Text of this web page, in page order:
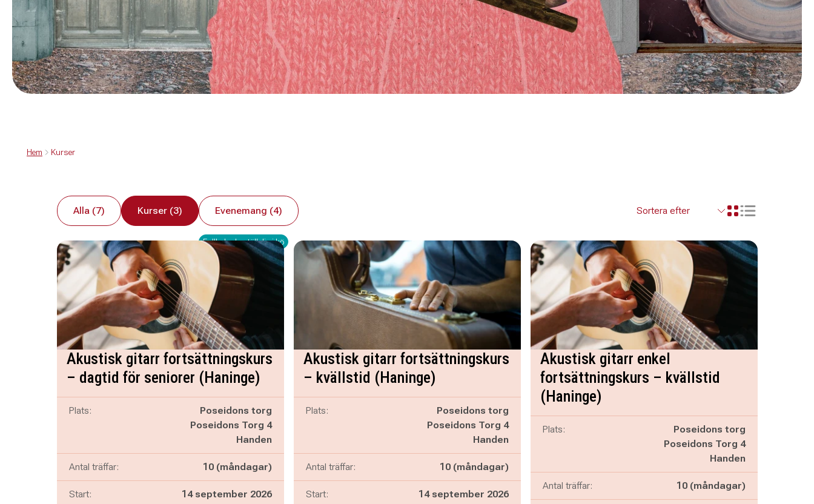
Hem Kurser
Alla (7) Kurser (3) Evenemang (4) Visa resultaten i ett
Visa resultaten
Fullbokad - ställ dig i kö
Akustisk gitarr fortsättningskurs
– dagtid för seniorer (Haninge)
Plats:
Poseidons torg
Poseidons Torg 4
Handen
Antal träffar: 10 (måndagar)
Start: 14 september 2026
Akustisk gitarr fortsättningskurs
– kvällstid (Haninge)
Plats:
Poseidons torg
Poseidons Torg 4
Handen
Antal träffar: 10 (måndagar)
Start: 14 september 2026
Akustisk gitarr enkel
fortsättningskurs – kvällstid
(Haninge)
Plats:
Poseidons torg
Poseidons Torg 4
Handen
Antal träffar: 10 (måndagar)